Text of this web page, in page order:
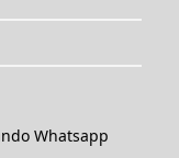
Whatsapp